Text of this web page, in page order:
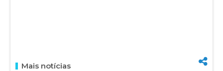
Mais notícias